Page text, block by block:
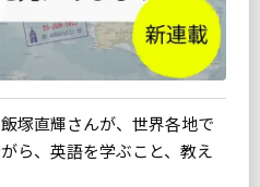
塚直輝さんが、世界各地で
ら、英語を学ぶこと、教え